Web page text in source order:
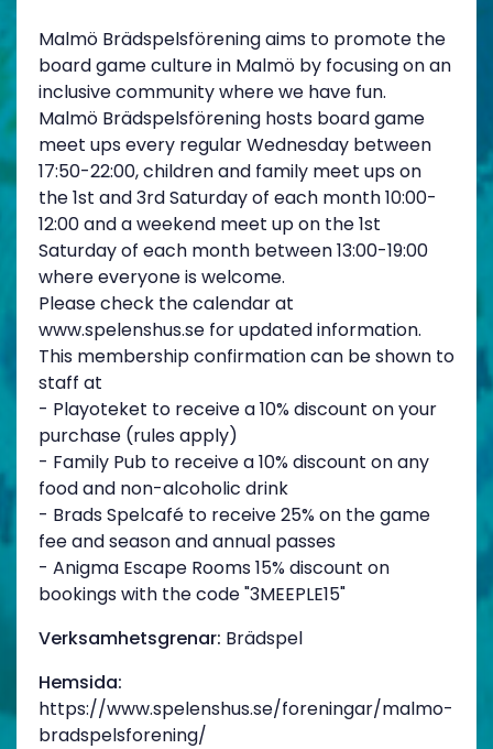
Malmö Brädspelsförening aims to promote the
board game culture in Malmö by focusing on an
inclusive community where we have fun.
Malmö Brädspelsförening hosts board game
meet ups every regular Wednesday between
17:50-22:00, children and family meet ups on
the 1st and 3rd Saturday of each month 10:00-
12:00 and a weekend meet up on the 1st
Saturday of each month between 13:00-19:00
where everyone is welcome.
Please check the calendar at
www.spelenshus.se for updated information.
This membership confirmation can be shown to
staff at
- Playoteket to receive a 10% discount on your
purchase (rules apply)
- Family Pub to receive a 10% discount on any
food and non-alcoholic drink
- Brads Spelcafé to receive 25% on the game
fee and season and annual passes
- Anigma Escape Rooms 15% discount on
bookings with the code "3MEEPLE15"
Verksamhetsgrenar: Brädspel
Hemsida:
https://www.spelenshus.se/foreningar/malmo-
bradspelsforening/